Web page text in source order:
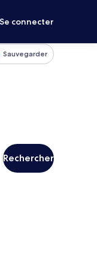
Se connecter
Sauvegarder
Rechercher